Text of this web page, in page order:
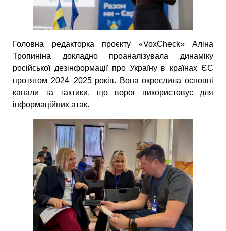
Головна редакторка проєкту «VoxCheck» Аліна
Тропиніна докладно проаналізувала динаміку
російської дезінформації про Україну в країнах ЄС
протягом 2024–2025 років. Вона окреслила основні
канали та тактики, що ворог використовує для
інформаційних атак.